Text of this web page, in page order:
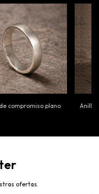
compromiso plano
Anillo
ofertas.